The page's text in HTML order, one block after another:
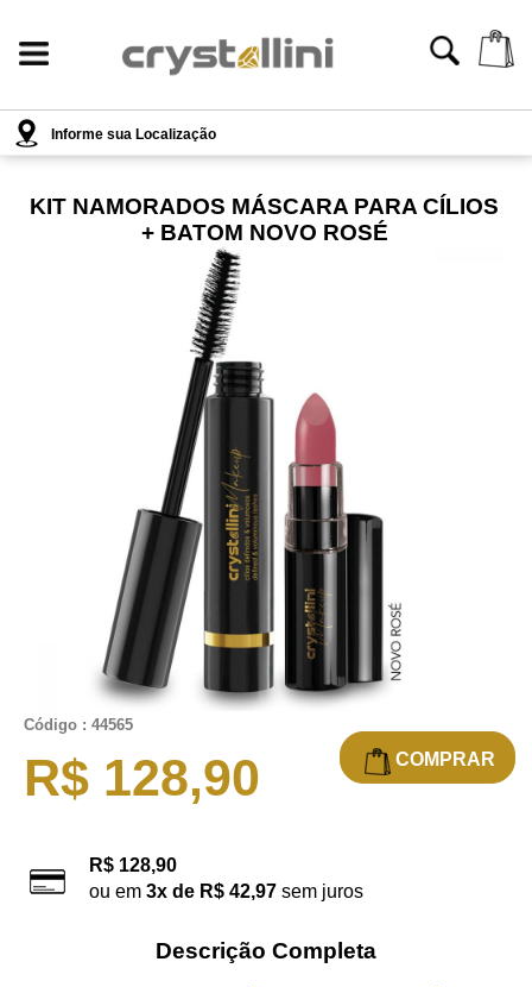
Informe sua Localização
KIT NAMORADOS MÁSCARA PARA CÍLIOS
+ BATOM NOVO ROSÉ
Código : 44565
R$ 128,90
R$ 128,90
ou em 3x de R$ 42,97 sem juros
COMPRAR
Descrição Completa